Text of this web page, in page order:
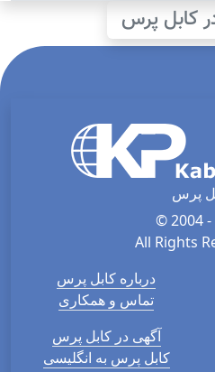
کابل پرس
پرس
© 2004 -
All Rights
درباره کابل پرس
تماس و همکاری
آگهی در کابل پرس
کابل پرس به انگلیسی